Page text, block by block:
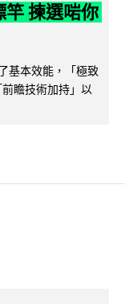
揀選啱你
基本效能，「極致
瞻技術加持」以